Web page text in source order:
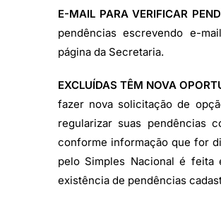
E-MAIL PARA VERIFICAR
pendências escrevendo e-
página da Secretaria.
EXCLUÍDAS TÊM NOVA
fazer nova solicitação de
regularizar suas pendências
conforme informação que for
pelo Simples Nacional é feita
existência de pendências